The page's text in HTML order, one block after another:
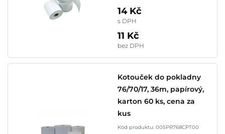
14 Kč
s DPH
11 Kč
bez DPH
Kotouček do pokladny
76/70/17, 36m, papírový,
karton 60 ks, cena za
kus
Kód produktu: 005PR768CPT00